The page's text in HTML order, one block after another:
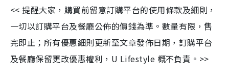
<< 提醒大家，購買前留意訂購平台的使用條款及細則，
一切以訂購平台及餐廳公佈的價錢為準。數量有限，售
完即止；所有優惠細則更新至文章發佈日期，訂購平台
及餐廳保留更改優惠權利，U Lifestyle 概不負責。>>